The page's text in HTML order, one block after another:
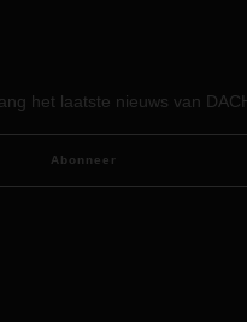
Een terugblik door CEO
het laatste nieuws van
Abonneer